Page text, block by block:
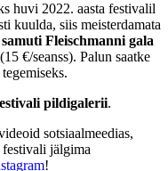
huvi 2022. aasta festivalil
kuulda, siis meisterdamata
Fleischmanni gala
€/seanss). Palun saatke
pildigalerii.
sotsiaalmeedias,
jälgima
!